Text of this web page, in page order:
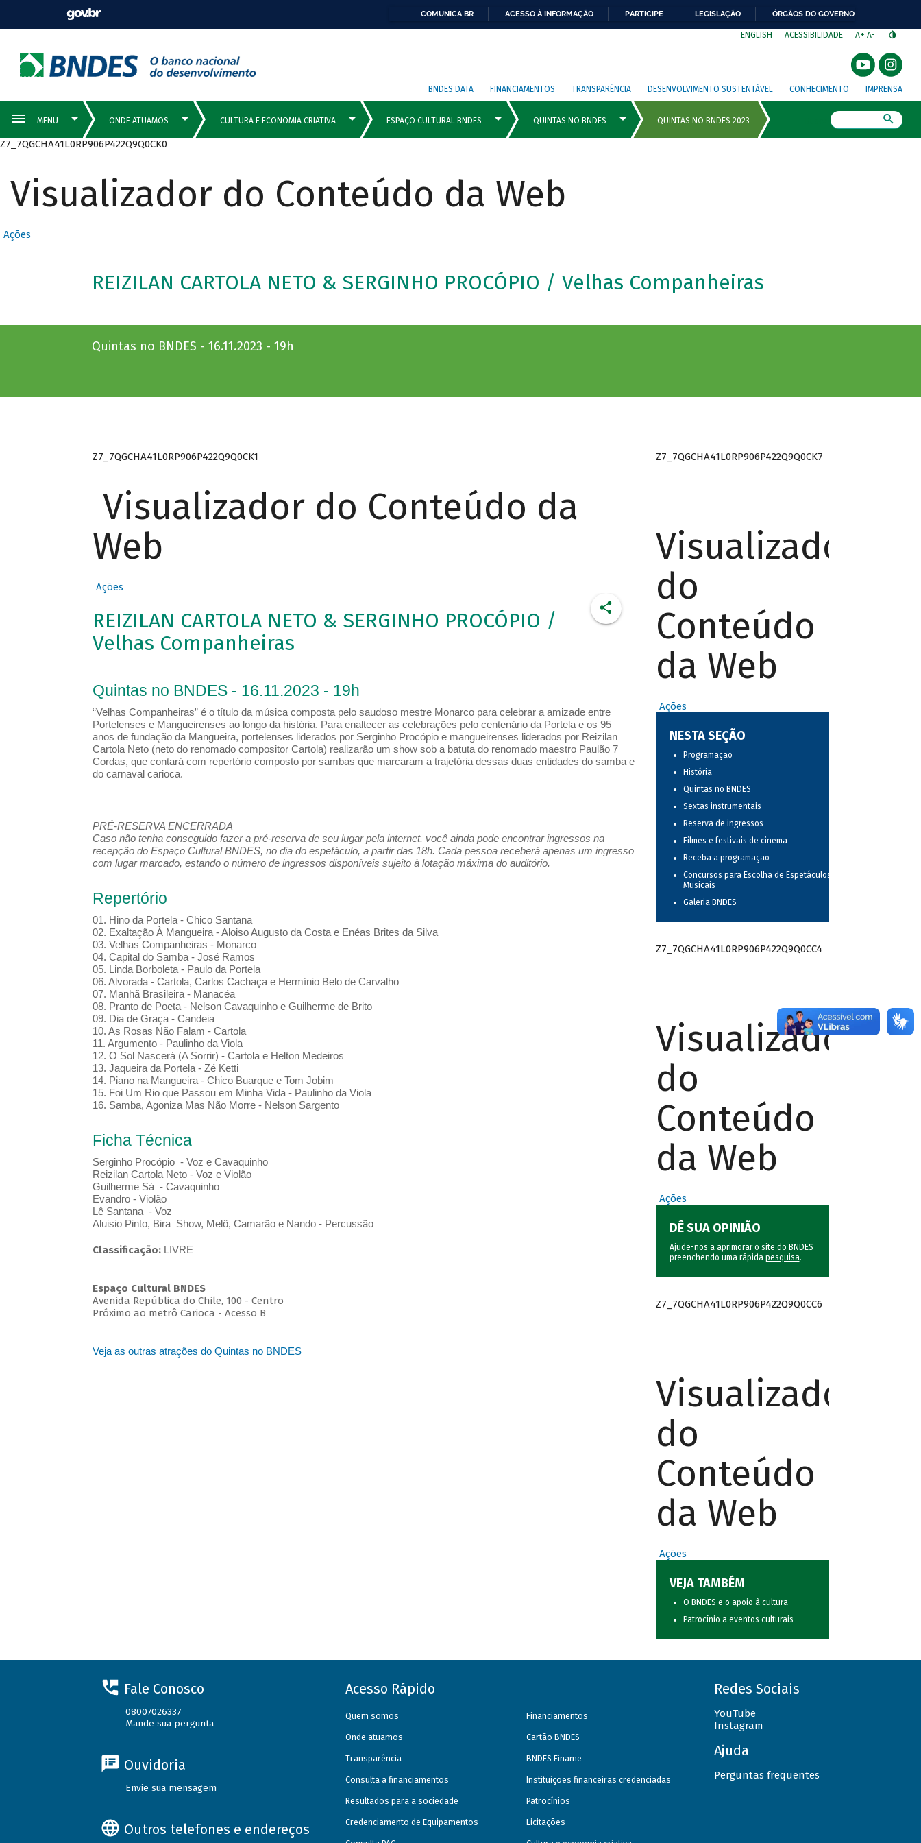
COMUNICA BR ACESSO À INFORMAÇÃO PARTICIPE LEGISLAÇÃO ÓRGÃOS DO GOVERNO
ENGLISH ACESSIBILIDADE A+ A-
BNDES DATA FINANCIAMENTOS TRANSPARÊNCIA DESENVOLVIMENTO SUSTENTÁVEL CONHECIMENTO IMPRENSA
Z7_7QGCHA41L0RP906P422Q9Q0CK0
Visualizador do Conteúdo da Web
Ações
REIZILAN CARTOLA NETO & SERGINHO PROCÓPIO / Velhas Companheiras
Quintas no BNDES - 16.11.2023 - 19h
Z7_7QGCHA41L0RP906P422Q9Q0CK1
Visualizador do Conteúdo da
Web
Ações
REIZILAN CARTOLA NETO & SERGINHO PROCÓPIO /
Velhas Companheiras
Quintas no BNDES - 16.11.2023 - 19h
“Velhas Companheiras” é o título da música composta pelo saudoso mestre Monarco para celebrar a amizade entre
Portelenses e Mangueirenses ao longo da história. Para enaltecer as celebrações pelo centenário da Portela e os 95
anos de fundação da Mangueira, portelenses liderados por Serginho Procópio e mangueirenses liderados por Reizilan
Cartola Neto (neto do renomado compositor Cartola) realizarão um show sob a batuta do renomado maestro Paulão 7
Cordas, que contará com repertório composto por sambas que marcaram a trajetória dessas duas entidades do samba e
do carnaval carioca.
PRÉ-RESERVA ENCERRADA
Caso não tenha conseguido fazer a pré-reserva de seu lugar pela internet, você ainda pode encontrar ingressos na
recepção do Espaço Cultural BNDES, no dia do espetáculo, a partir das 18h. Cada pessoa receberá apenas um ingresso
com lugar marcado, estando o número de ingressos disponíveis sujeito à lotação máxima do auditório.
Repertório
01. Hino da Portela - Chico Santana
02. Exaltação À Mangueira - Aloiso Augusto da Costa e Enéas Brites da Silva
03. Velhas Companheiras - Monarco
04. Capital do Samba - José Ramos
05. Linda Borboleta - Paulo da Portela
06. Alvorada - Cartola, Carlos Cachaça e Hermínio Belo de Carvalho
07. Manhã Brasileira - Manacéa
08. Pranto de Poeta - Nelson Cavaquinho e Guilherme de Brito
09. Dia de Graça - Candeia
10. As Rosas Não Falam - Cartola
11. Argumento - Paulinho da Viola
12. O Sol Nascerá (A Sorrir) - Cartola e Helton Medeiros
13. Jaqueira da Portela - Zé Ketti
14. Piano na Mangueira - Chico Buarque e Tom Jobim
15. Foi Um Rio que Passou em Minha Vida - Paulinho da Viola
16. Samba, Agoniza Mas Não Morre - Nelson Sargento
Ficha Técnica
Serginho Procópio - Voz e Cavaquinho
Reizilan Cartola Neto - Voz e Violão
Guilherme Sá - Cavaquinho
Evandro - Violão
Lê Santana - Voz
Aluisio Pinto, Bira Show, Melô, Camarão e Nando - Percussão
Classificação: LIVRE
Espaço Cultural BNDES
Avenida República do Chile, 100 - Centro
Próximo ao metrô Carioca - Acesso B
Veja as outras atrações do Quintas no BNDES
Z7_7QGCHA41L0RP906P422Q9Q0CK7
Visualizador
do
Conteúdo
da Web
Ações
NESTA SEÇÃO
Programação
História
Quintas no BNDES
Sextas instrumentais
Reserva de ingressos
Filmes e festivais de cinema
Receba a programação
Concursos para Escolha de Espetáculos
Musicais
Galeria BNDES
Z7_7QGCHA41L0RP906P422Q9Q0CC4
Visualizador
do
Conteúdo
da Web
Ações
DÊ SUA OPINIÃO
Ajude-nos a aprimorar o site do BNDES
preenchendo uma rápida pesquisa.
Z7_7QGCHA41L0RP906P422Q9Q0CC6
Visualizador
do
Conteúdo
da Web
Ações
VEJA TAMBÉM
O BNDES e o apoio à cultura
Patrocínio a eventos culturais
Fale Conosco
08007026337
Mande sua pergunta
Ouvidoria
Envie sua mensagem
Outros telefones e endereços
Acesso Rápido
Quem somos
Onde atuamos
Transparência
Consulta a financiamentos
Resultados para a sociedade
Credenciamento de Equipamentos
Financiamentos
Cartão BNDES
BNDES Finame
Instituições financeiras credenciadas
Patrocínios
Licitações
Redes Sociais
YouTube
Instagram
Ajuda
Perguntas frequentes